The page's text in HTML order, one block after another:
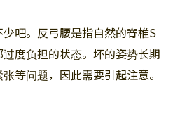
吧。反弓腰是指自然的脊椎S
度负担的状态。坏的姿势长期
等问题，因此需要引起注意。